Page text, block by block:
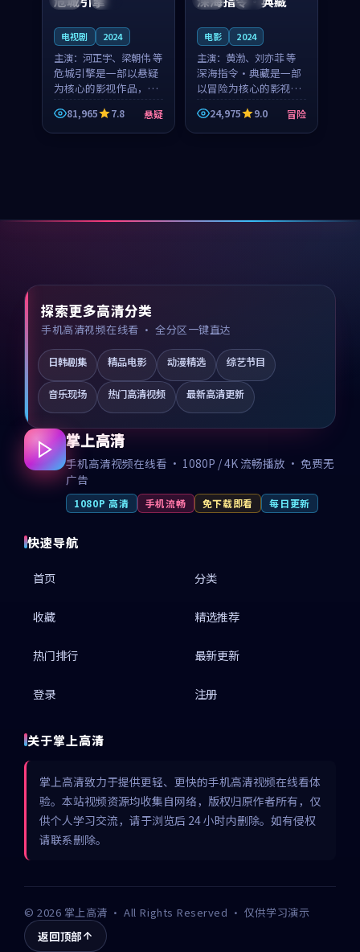
电视剧 2024
主演： 河正宇、梁朝伟 等
危城引擎是一部以悬疑
为核心的影视作品，围
绕危机、反转与人物成
长展开，整体节奏紧
凑，值得推荐观看。
81,965 7.8 悬疑
电影 2024
主演： 黄渤、刘亦菲 等
深海指令·典藏是一部
以冒险为核心的影视作
品，围绕危机、反转与
人物成长展开，整体节
奏紧凑，值得推荐观
24,975 9.0 冒险
探索更多高清分类
手机高清视频在线看 · 全分区一键直达
日韩剧集 精品电影 动漫精选 综艺节目
音乐现场 热门高清视频 最新高清更新
掌上高清
手机高清视频在线看 · 1080P / 4K 流畅播放 · 免费无
广告
1080P 高清 手机流畅 免下载即看 每日更新
快速导航
首页 分类
收藏 精选推荐
热门排行 最新更新
登录 注册
关于掌上高清
掌上高清致力于提供更轻、更快的手机高清视频在线看体
验。本站视频资源均收集自网络，版权归原作者所有，仅
供个人学习交流，请于浏览后 24 小时内删除。如有侵权
请联系删除。
©2026 掌上高清 · All Rights Reserved · 仅供学习演示
返回顶部